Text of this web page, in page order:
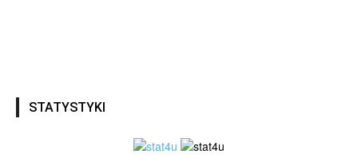
STATYSTYKI